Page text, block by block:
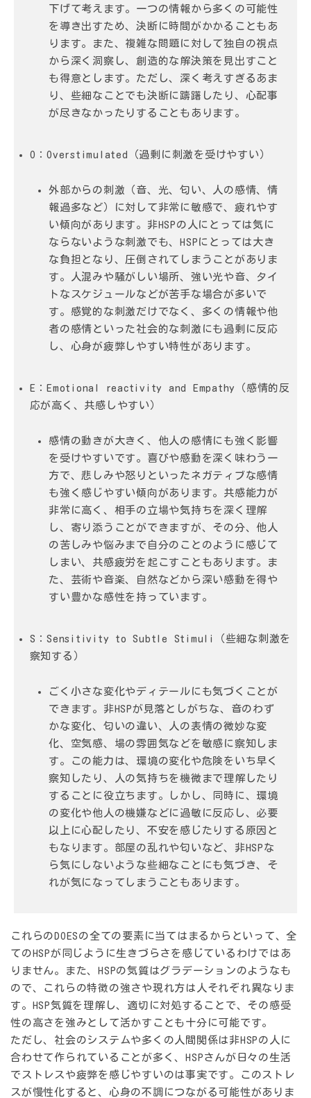
下げて考えます。一つの情報から多くの可能性
を導き出すため、決断に時間がかかることもあ
ります。また、複雑な問題に対して独自の視点
から深く洞察し、創造的な解決策を見出すこと
も得意とします。ただし、深く考えすぎるあま
り、些細なことでも決断に躊躇したり、心配事
が尽きなかったりすることもあります。
O：Overstimulated（過剰に刺激を受けやすい）
外部からの刺激（音、光、匂い、人の感情、情
報過多など）に対して非常に敏感で、疲れやす
い傾向があります。非HSPの人にとっては気に
ならないような刺激でも、HSPにとっては大き
な負担となり、圧倒されてしまうことがありま
す。人混みや騒がしい場所、強い光や音、タイ
トなスケジュールなどが苦手な場合が多いで
す。感覚的な刺激だけでなく、多くの情報や他
者の感情といった社会的な刺激にも過剰に反応
し、心身が疲弊しやすい特性があります。
E：Emotional reactivity and Empathy（感情的反
応が高く、共感しやすい）
感情の動きが大きく、他人の感情にも強く影響
を受けやすいです。喜びや感動を深く味わう一
方で、悲しみや怒りといったネガティブな感情
も強く感じやすい傾向があります。共感能力が
非常に高く、相手の立場や気持ちを深く理解
し、寄り添うことができますが、その分、他人
の苦しみや悩みまで自分のことのように感じて
しまい、共感疲労を起こすこともあります。ま
た、芸術や音楽、自然などから深い感動を得や
すい豊かな感性を持っています。
S：Sensitivity to Subtle Stimuli（些細な刺激を
察知する）
ごく小さな変化やディテールにも気づくことが
できます。非HSPが見落としがちな、音のわず
かな変化、匂いの違い、人の表情の微妙な変
化、空気感、場の雰囲気などを敏感に察知しま
す。この能力は、環境の変化や危険をいち早く
察知したり、人の気持ちを機微まで理解したり
することに役立ちます。しかし、同時に、環境
の変化や他人の機嫌などに過敏に反応し、必要
以上に心配したり、不安を感じたりする原因と
もなります。部屋の乱れや匂いなど、非HSPな
ら気にしないような些細なことにも気づき、そ
れが気になってしまうこともあります。
これらのDOESの全ての要素に当てはまるからといって、全
てのHSPが同じように生きづらさを感じているわけではあ
りません。また、HSPの気質はグラデーションのようなも
ので、これらの特徴の強さや現れ方は人それぞれ異なりま
す。HSP気質を理解し、適切に対処することで、その感受
性の高さを強みとして活かすことも十分に可能です。
ただし、社会のシステムや多くの人間関係は非HSPの人に
合わせて作られていることが多く、HSPさんが日々の生活
でストレスや疲弊を感じやすいのは事実です。このストレ
スが慢性化すると、心身の不調につながる可能性がありま